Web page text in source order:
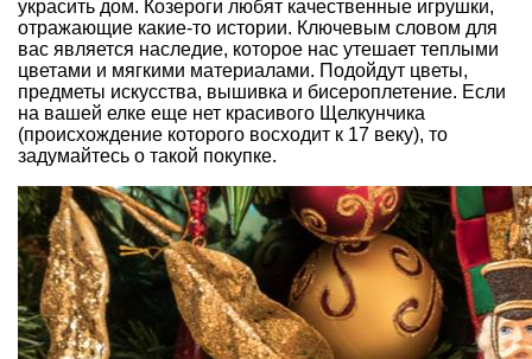
украсить дом. Козероги любят качественные игрушки,
отражающие какие-то истории. Ключевым словом для
вас является наследие, которое нас утешает теплыми
цветами и мягкими материалами. Подойдут цветы,
предметы искусства, вышивка и бисероплетение. Если
на вашей елке еще нет красивого Щелкунчика
(происхождение которого восходит к 17 веку), то
задумайтесь о такой покупке.